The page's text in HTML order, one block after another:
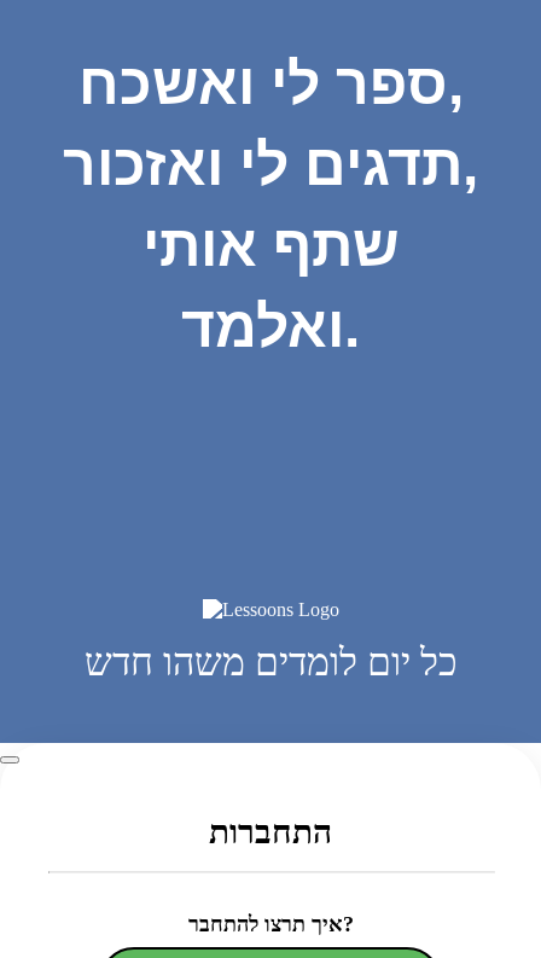
ספר לי ואשכח,
תדגים לי ואזכור,
שתף אותי
ואלמד.
כל יום לומדים משהו חדש
התחברות
איך תרצו להתחבר?